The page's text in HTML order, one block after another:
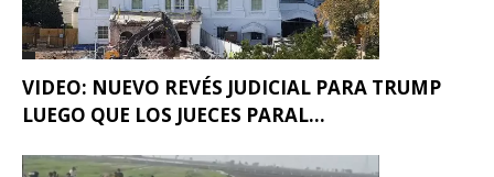
VIDEO: NUEVO REVÉS JUDICIAL PARA TRUMP
LUEGO QUE LOS JUECES PARAL...